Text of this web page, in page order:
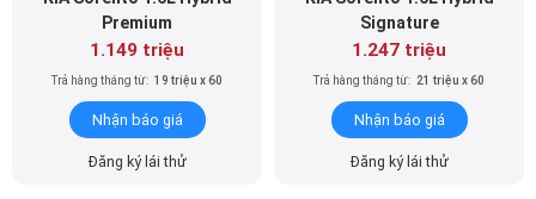
Nhận báo giá
Đăng ký lái thử
Nhận báo giá
Đăng ký lái thử